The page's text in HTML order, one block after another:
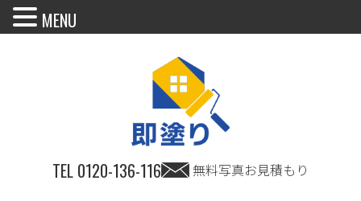
TEL 0120-136-116 無料写真お見積もり
MENU